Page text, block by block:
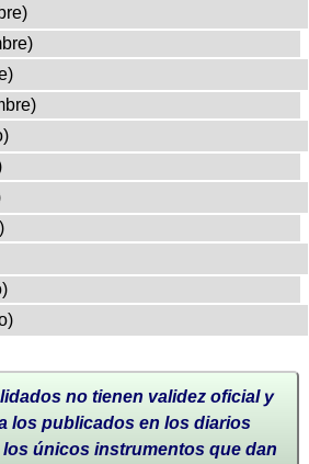
no tienen validez oficial y
los publicados en los diarios
únicos instrumentos que dan